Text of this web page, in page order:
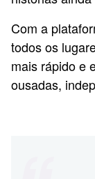
Com a
todos os
mais rápido e
ousadas,